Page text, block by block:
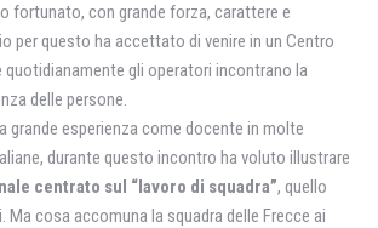
fortunato, con grande forza, carattere e
per questo ha accettato di venire in un Centro
gli operatori incontrano la
delle persone.
grande esperienza come docente in molte
durante questo incontro ha voluto illustrare
centrato sul “lavoro di squadra”, quello
Ma cosa accomuna la squadra delle Frecce ai